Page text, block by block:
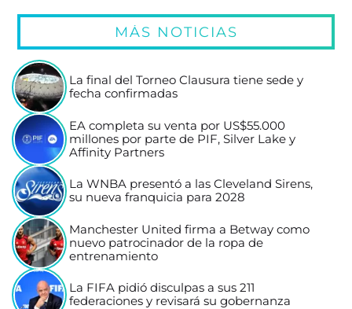
MÁS NOTICIAS
La final del Torneo Clausura tiene sede y
fecha confirmadas
EA completa su venta por US$55.000
millones por parte de PIF, Silver Lake y
Affinity Partners
La WNBA presentó a las Cleveland Sirens,
su nueva franquicia para 2028
Manchester United firma a Betway como
nuevo patrocinador de la ropa de
entrenamiento
La FIFA pidió disculpas a sus 211
federaciones y revisará su gobernanza